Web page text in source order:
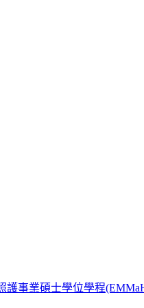
護事業碩士學位學程